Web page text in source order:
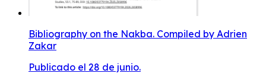
Bibliography on the Nakba. Compiled by Adrien
Zakar
Publicado el 28 de junio.